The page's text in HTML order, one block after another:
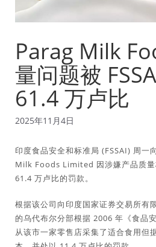
Parag Milk
量问题被
61.4 万卢比
2025年11月4日
印度食品安全和标准局 (FSSAI) 周一
Milk Foods Limited 因涉嫌产品质量
61.4 万卢比的罚款。
根据该公司向印度国家证券交易所有
的乌代布尔分部根据 2006 年《食品
从该市一家零售店采集了适合食用但